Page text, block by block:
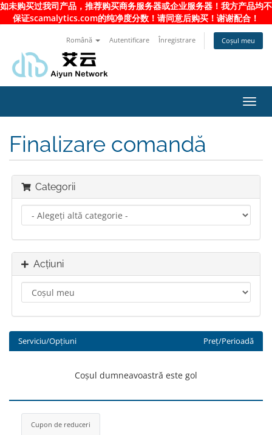
如未购买过我司产品，推荐购买商务服务器或企业服务器！我方产品均不
保证scamalytics.com的纯净度分数！请同意后购买！谢谢配合！
Română Autentificare Înregistrare Coșul meu
Finalizare comandă
Categorii
Acțiuni
Serviciu/Opțiuni Preț/Perioadă
Coșul dumneavoastră este gol
Cupon de reduceri